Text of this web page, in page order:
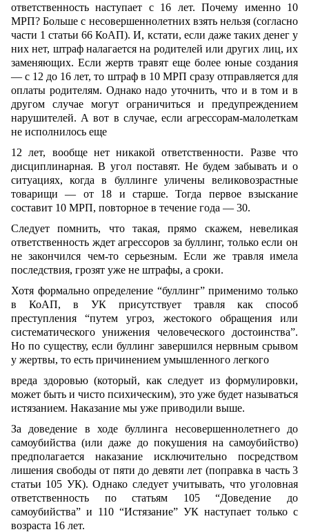
ответственность наступает с 16 лет. Почему именно 10
МРП? Больше с несовершеннолетних взять нельзя (согласно
части 1 статьи 66 КоАП). И, кстати, если даже таких денег у
них нет, штраф налагается на родителей или других лиц, их
заменяющих. Если жертв травят еще более юные создания
— с 12 до 16 лет, то штраф в 10 МРП сразу отправляется для
оплаты родителям. Однако надо уточнить, что и в том и в
другом случае могут ограничиться и предупреждением
нарушителей. А вот в случае, если агрессорам-малолеткам
не исполнилось еще
12 лет, вообще нет никакой ответственности. Разве что
дисциплинарная. В угол поставят. Не будем забывать и о
ситуациях, когда в буллинге уличены великовозрастные
товарищи — от 18 и старше. Тогда первое взыскание
составит 10 МРП, повторное в течение года — 30.
Следует помнить, что такая, прямо скажем, невеликая
ответственность ждет агрессоров за буллинг, только если он
не закончился чем-то серьезным. Если же травля имела
последствия, грозят уже не штрафы, а сроки.
Хотя формально определение “буллинг” применимо только
в КоАП, в УК присутствует травля как способ
преступления “путем угроз, жестокого обращения или
систематического унижения человеческого достоинства”.
Но по существу, если буллинг завершился нервным срывом
у жертвы, то есть причинением умышленного легкого
вреда здоровью (который, как следует из формулировки,
может быть и чисто психическим), это уже будет называться
истязанием. Наказание мы уже приводили выше.
За доведение в ходе буллинга несовершеннолетнего до
самоубийства (или даже до покушения на самоубийство)
предполагается наказание исключительно посредством
лишения свободы от пяти до девяти лет (поправка в часть 3
статьи 105 УК). Однако следует учитывать, что уголовная
ответственность по статьям 105 “Доведение до
самоубийства” и 110 “Истязание” УК наступает только с
возраста 16 лет.